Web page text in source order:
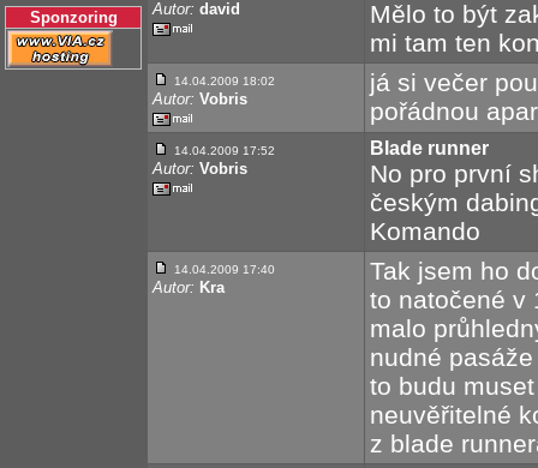
Sponzoring Autor: david
Mělo to být
mi tam ten
14.04.2009 18:02
Autor: Vobris
já si večer
pořádnou
14.04.2009 17:52
Autor: Vobris
Blade runner
No pro první
českým
Komando
14.04.2009 17:40
Autor: Kra
Tak jsem ho
to natočené v
malo
nudné
to budu
neuvěřitelné
z blade